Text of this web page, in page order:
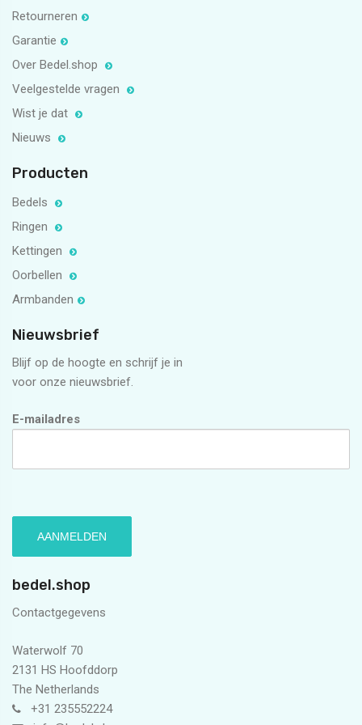
Retourneren
Garantie
Over Bedel.shop
Veelgestelde vragen
Wist je dat
Nieuws
Producten
Bedels
Ringen
Kettingen
Oorbellen
Armbanden
Nieuwsbrief
Blijf op de hoogte en schrijf je in
voor onze nieuwsbrief.
E-mailadres
bedel.shop
Contactgegevens
Waterwolf 70
2131 HS Hoofddorp
The Netherlands
+31 235552224